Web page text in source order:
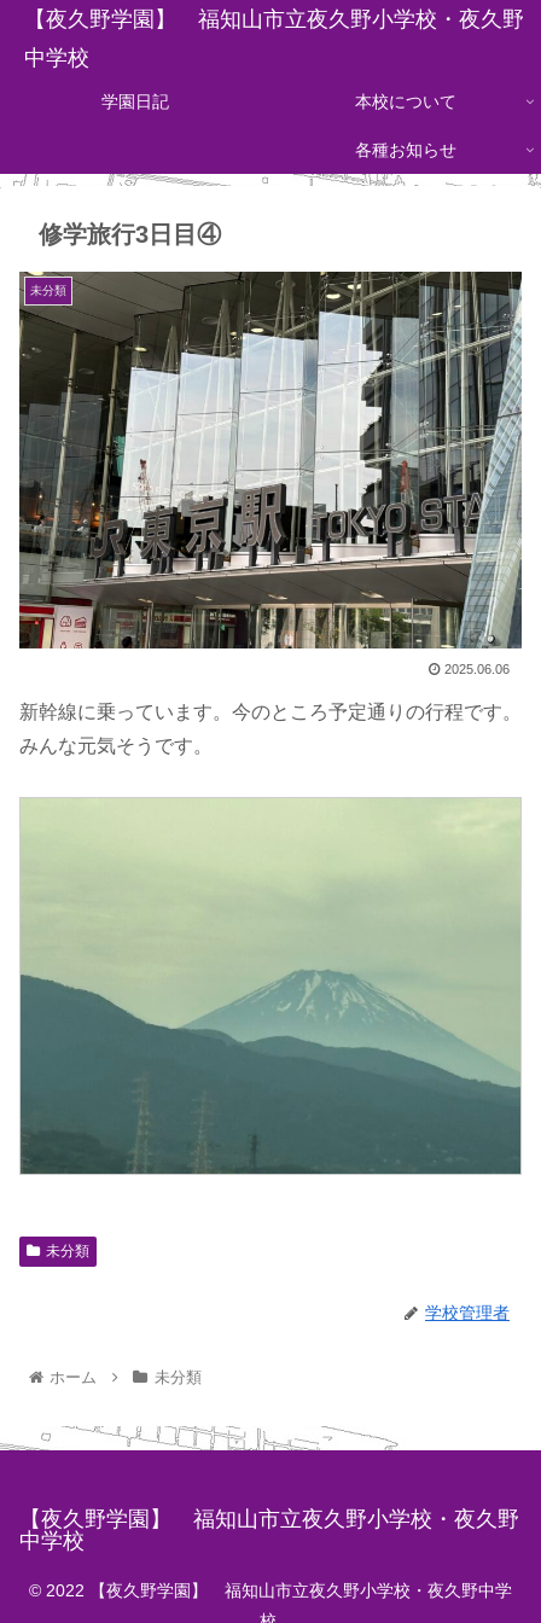
【夜久野学園】 福知山市立夜久野小学校・夜久野
中学校
学園日記 本校について
各種お知らせ
修学旅行3日目④
未分類
2025.06.06
新幹線に乗っています。今のところ予定通りの行程です。
みんな元気そうです。
未分類
学校管理者
ホーム 未分類
【夜久野学園】 福知山市立夜久野小学校・夜久野
中学校
© 2022 【夜久野学園】 福知山市立夜久野小学校・夜久野中学